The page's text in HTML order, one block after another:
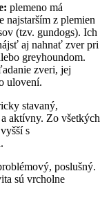
plemeno má
najstarším z plemien
(tzv. gundogs). Ich
aj nahnať zver pri
greyhoundom.
zveri, jej
ulovení.
stavaný,
aktívny. Zo všetkých
s
poslušný.
sú vrcholne